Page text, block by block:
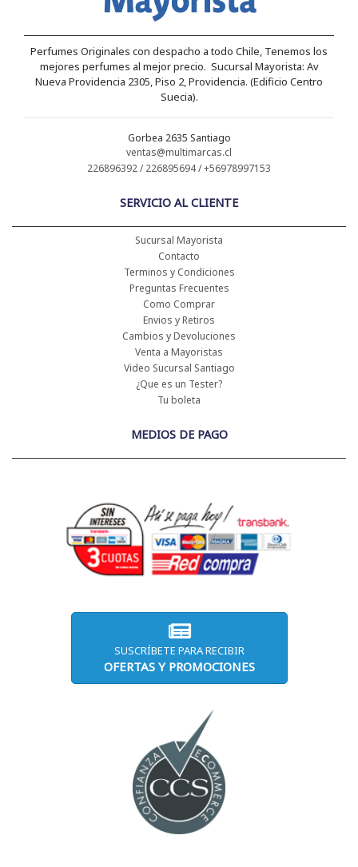
Perfumes Originales con despacho a todo Chile, Tenemos los
mejores perfumes al mejor precio. Sucursal Mayorista: Av
Nueva Providencia 2305, Piso 2, Providencia. (Edificio Centro
Suecia).
Gorbea 2635 Santiago
ventas@multimarcas.cl
226896392 / 226895694 / +56978997153
SERVICIO AL CLIENTE
Sucursal Mayorista
Contacto
Terminos y Condiciones
Preguntas Frecuentes
Como Comprar
Envios y Retiros
Cambios y Devoluciones
Venta a Mayoristas
Video Sucursal Santiago
¿Que es un Tester?
Tu boleta
MEDIOS DE PAGO
SUSCRÍBETE PARA RECIBIR
OFERTAS Y PROMOCIONES